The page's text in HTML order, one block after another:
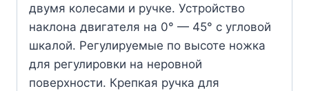
двумя колесами и ручке. Устройство
наклона двигателя на 0° — 45° с угловой
шкалой. Регулируемые по высоте ножка
для регулировки на неровной
поверхности. Крепкая ручка для